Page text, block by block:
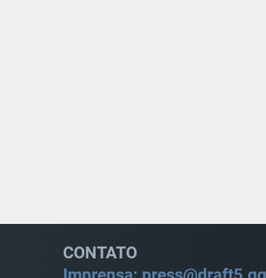
CONTATO